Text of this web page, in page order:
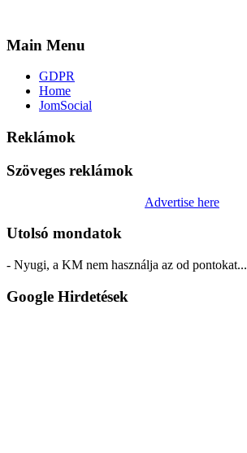
Main Menu
GDPR
Home
JomSocial
Reklámok
Szöveges reklámok
Advertise here
Utolsó mondatok
- Nyugi, a KM nem használja az od pontokat...
Google Hirdetések